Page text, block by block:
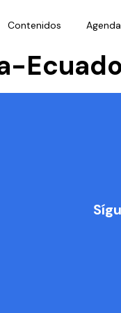
Contenidos Agenda